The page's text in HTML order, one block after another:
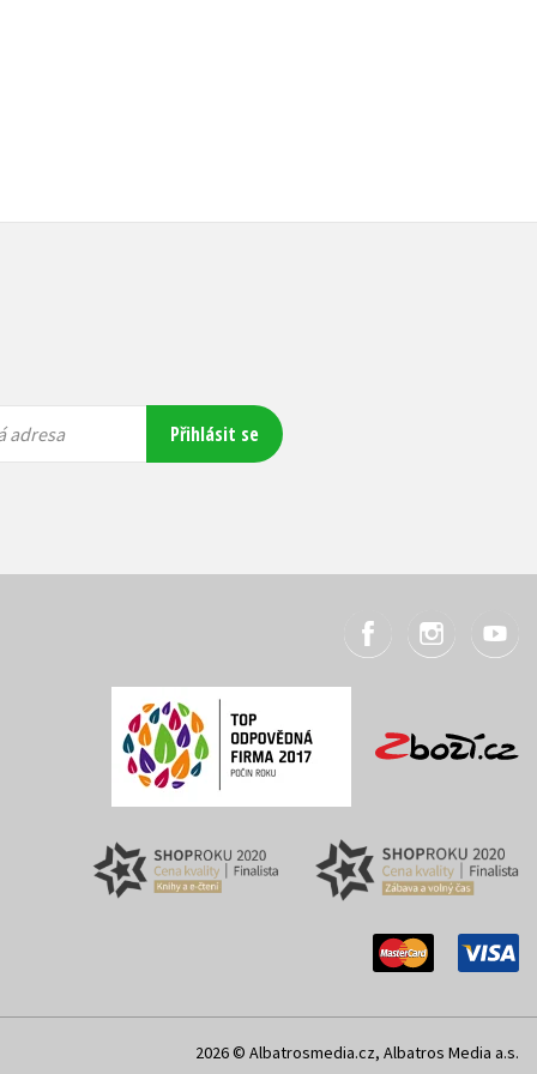
adresa Přihlásit se
2026 © Albatrosmedia.cz, Albatros Media a.s.